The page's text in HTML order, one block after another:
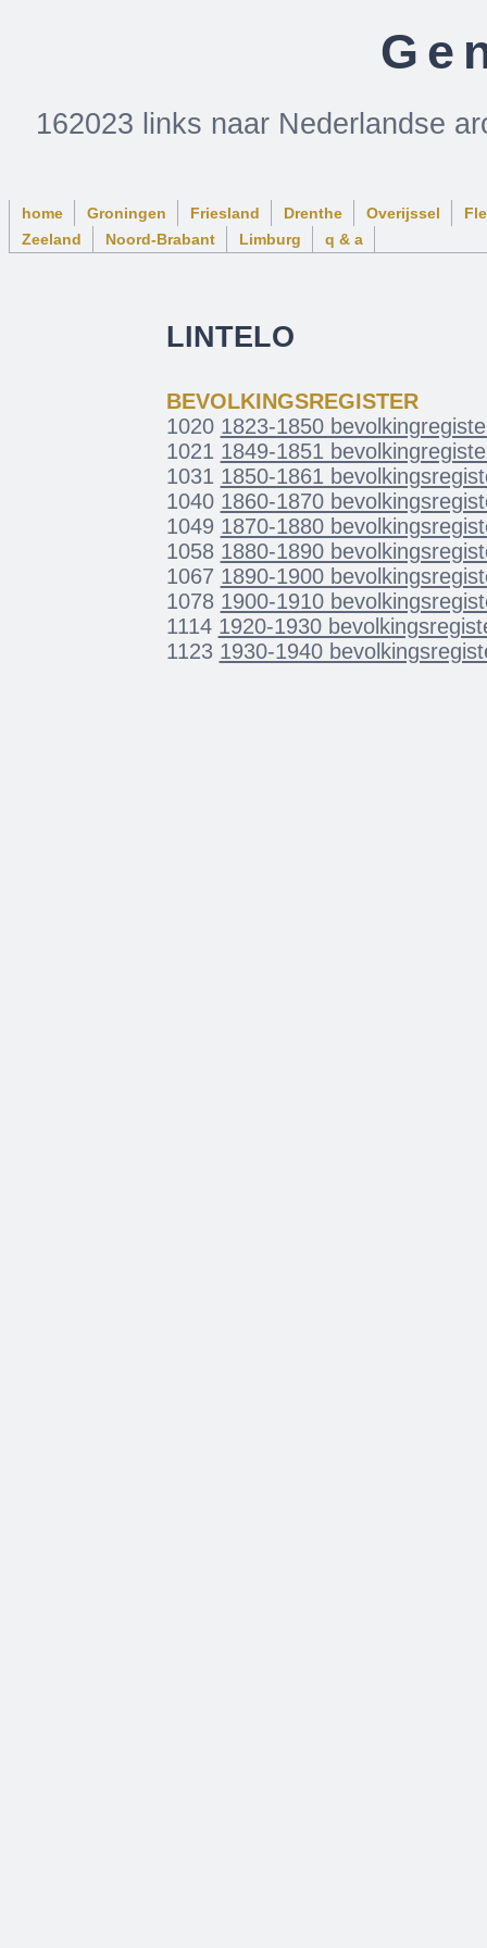
162023 links naar Nederlandse
home Groningen Friesland Drenthe Overijssel
Zeeland
Noord-Brabant Limburg q & a
LINTELO
BEVOLKINGSREGISTER
1020 1823-1850
1021 1849-1851
1031 1850-1861
1040 1860-1870
1049 1870-1880
1058 1880-1890
1067 1890-1900
1078 1900-1910
1114 1920-1930
1123 1930-1940